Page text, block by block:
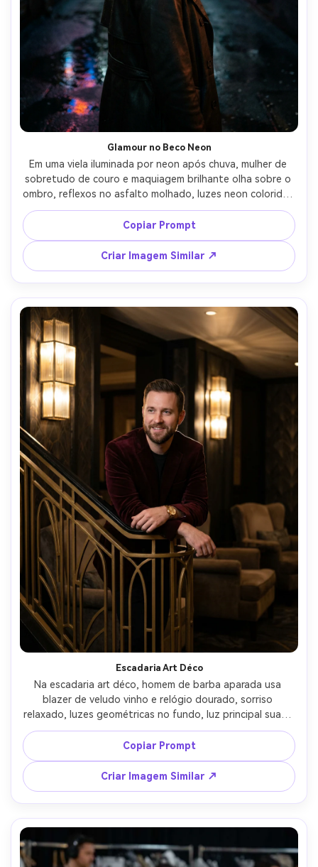
Glamour no Beco Neon
Em uma viela iluminada por neon após chuva, mulher de
sobretudo de couro e maquiagem brilhante olha sobre o
ombro, reflexos no asfalto molhado, luzes neon coloridas
e luz principal suave, Nikon Z8 50mm f/1.2, retrato de três
quartos, glamour cinematográfico ousado, textura de
pele realista, detalhes nítidos de gotas de chuva, alta
resolução, foco nítido --ar 4:5
Copiar Prompt
Criar Imagem Similar ↗
Escadaria Art Déco
Na escadaria art déco, homem de barba aparada usa
blazer de veludo vinho e relógio dourado, sorriso
relaxado, luzes geométricas no fundo, luz principal suave
com recorte, Canon EOS R3 85mm f/1.2, meio corpo,
glamour lounge sofisticado, sombras naturais, cor
editorial, alta resolução --ar 4:5
Copiar Prompt
Criar Imagem Similar ↗